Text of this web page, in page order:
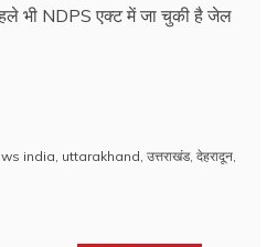
भी NDPS एक्ट में जा चुकी है जेल
india, uttarakhand, उत्तराखंड, देहरादून,